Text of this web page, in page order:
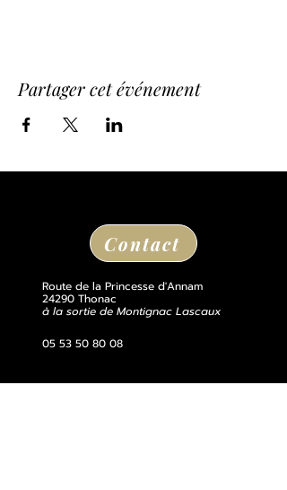
Partager cet événement
Contact
Route de la Princesse d'Annam
24290 Thonac
à la sortie de Montignac Lascaux
05 53 50 80 08
losse@chateaudelosse.com